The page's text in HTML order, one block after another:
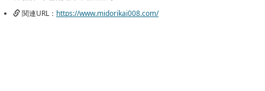
関連URL： https://www.midorikai008.com/